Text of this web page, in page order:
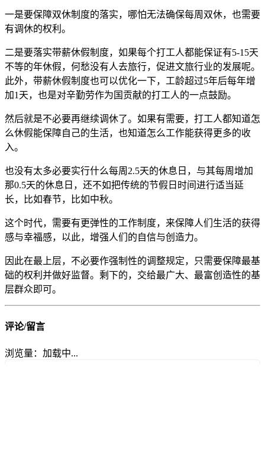
一是要保障双休制度的落实，哪怕无法确保每周双休，也需要
有调休的权利。
二是要落实带薪休假制度，如果每个打工人都能保证有5-15天
不等的年休假，何愁没有人去旅行，促进文旅行业的发展呢。
此外，带薪休假制度也可以优化一下，工龄超过5年后每年增
加1天，也是对辛勤劳作为国贡献的打工人的一点鼓励。
然后就是不必要再继续调休了。如果有需要，打工人都知道怎
么休假能保障自己的生活，也知道怎么工作能获得更多的收
入。
也没有太多必要实行什么每周2.5天的休息日，与其每周增加
那0.5天的休息日，还不如把传统的节假日时间进行适当延
长，比如春节，比如中秋。
这个时代，需要有更弹性的工作制度，来保障人们生活的获得
感与幸福感，以此，增强人们的自信与创造力。
因此在最上层，不必要作强制性的调整规定，只需要保障最基
础的权利并做好监督。剩下的，交给最广大、最富创造性的基
层群众即可。
评论/留言
浏览量： 加载中...